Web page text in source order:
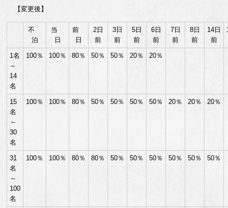
【変更後】
不
泊
当
日
前
日
2日
前
3日
前
5日
前
6日
前
7日
前
8日
前
14日
前
1名
～
14
名
100％ 100％ 80％ 50％ 50％ 20％ 20％
15
名
～
30
名
100％ 100％ 80％ 50％ 50％ 50％ 50％ 20％ 20％ 20％
31
名
～
100
名
100％ 100％ 80％ 80％ 50％ 50％ 50％ 50％ 50％ 50％